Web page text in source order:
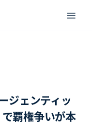
ジェンティッ
覇権争いが本